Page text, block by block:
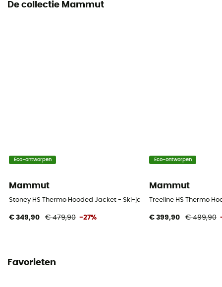
De collectie Mammut
Eco-ontworpen
Mammut
Stoney HS Thermo Hooded Jacket - Ski-jas - Heren
€ 349,90 € 479,90 -27%
Eco-ontworpen
Mammut
Treeline HS Thermo
€ 399,90 € 499,90
Favorieten